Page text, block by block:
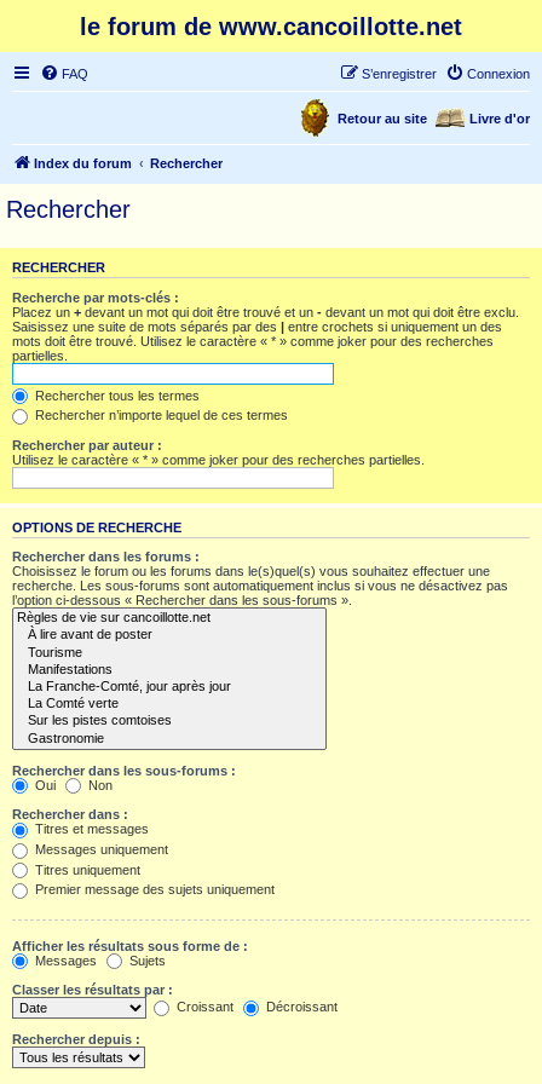
le forum de www.cancoillotte.net
FAQ Connexion
S’enregistrer
Livre d'or
Retour au site
Index du forum Rechercher
Rechercher
RECHERCHER
Recherche par mots-clés :
Placez un + devant un mot qui doit être trouvé et un - devant un mot qui doit être exclu.
Saisissez une suite de mots séparés par des | entre crochets si uniquement un des
mots doit être trouvé. Utilisez le caractère « * » comme joker pour des recherches
partielles.
Rechercher tous les termes
Rechercher n’importe lequel de ces termes
Rechercher par auteur :
Utilisez le caractère « * » comme joker pour des recherches partielles.
OPTIONS DE RECHERCHE
Rechercher dans les forums :
Choisissez le forum ou les forums dans le(s)quel(s) vous souhaitez effectuer une
recherche. Les sous-forums sont automatiquement inclus si vous ne désactivez pas
l’option ci-dessous « Rechercher dans les sous-forums ».
Rechercher dans les sous-forums :
Oui
Non
Rechercher dans :
Titres et messages
Messages uniquement
Titres uniquement
Premier message des sujets uniquement
Afficher les résultats sous forme de :
Messages
Sujets
Classer les résultats par :
Croissant
Décroissant
Rechercher depuis :